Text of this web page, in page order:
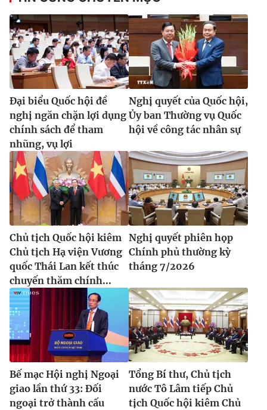
Đại biểu Quốc hội đề
nghị ngăn chặn lợi dụng
chính sách để tham
nhũng, vụ lợi
Nghị quyết của Quốc hội,
Ủy ban Thường vụ Quốc
hội về công tác nhân sự
Chủ tịch Quốc hội kiêm
Chủ tịch Hạ viện Vương
quốc Thái Lan kết thúc
chuyến thăm chính...
Nghị quyết phiên họp
Chính phủ thường kỳ
tháng 7/2026
Bế mạc Hội nghị Ngoại
giao lần thứ 33: Đối
ngoại trở thành cấu
Tổng Bí thư, Chủ tịch
nước Tô Lâm tiếp Chủ
tịch Quốc hội kiêm Chủ